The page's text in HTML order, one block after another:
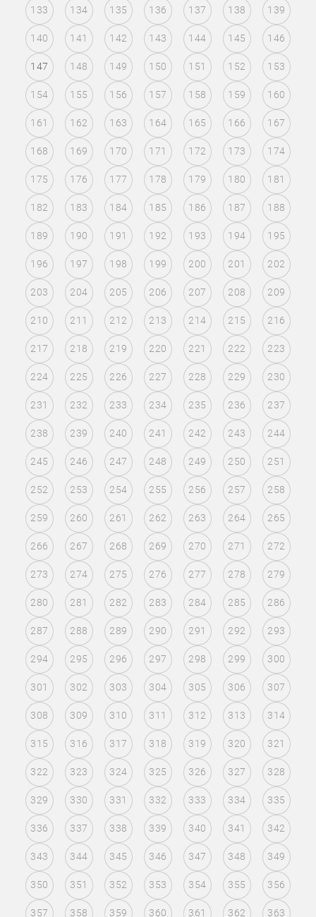
133 134 135 136 137 138 139
140 141 142 143 144 145 146
147 148 149 150 151 152 153
154 155 156 157 158 159 160
161 162 163 164 165 166 167
168 169 170 171 172 173 174
175 176 177 178 179 180 181
182 183 184 185 186 187 188
189 190 191 192 193 194 195
196 197 198 199 200 201 202
203 204 205 206 207 208 209
210 211 212 213 214 215 216
217 218 219 220 221 222 223
224 225 226 227 228 229 230
231 232 233 234 235 236 237
238 239 240 241 242 243 244
245 246 247 248 249 250 251
252 253 254 255 256 257 258
259 260 261 262 263 264 265
266 267 268 269 270 271 272
273 274 275 276 277 278 279
280 281 282 283 284 285 286
287 288 289 290 291 292 293
294 295 296 297 298 299 300
301 302 303 304 305 306 307
308 309 310 311 312 313 314
315 316 317 318 319 320 321
322 323 324 325 326 327 328
329 330 331 332 333 334 335
336 337 338 339 340 341 342
343 344 345 346 347 348 349
350 351 352 353 354 355 356
357 358 359 360 361 362 363